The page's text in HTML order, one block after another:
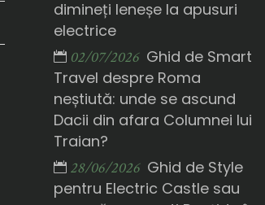
dimineți leneșe la apusuri
electrice
02/07/2026 Ghid de Smart
Travel despre Roma
neștiută: unde se ascund
Dacii din afara Columnei lui
Traian?
28/06/2026 Ghid de Style
pentru Electric Castle sau